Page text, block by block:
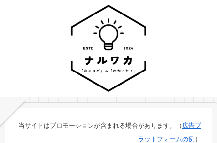
当サイトはプロモーションが含まれる場合があります。（ 広告プ
ラットフォームの例 ）